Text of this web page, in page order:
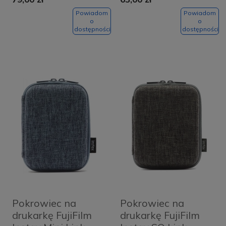
Powiadom
o
dostępności
Powiadom
o
dostępności
Pokrowiec na
drukarkę FujiFilm
Pokrowiec na
drukarkę FujiFilm